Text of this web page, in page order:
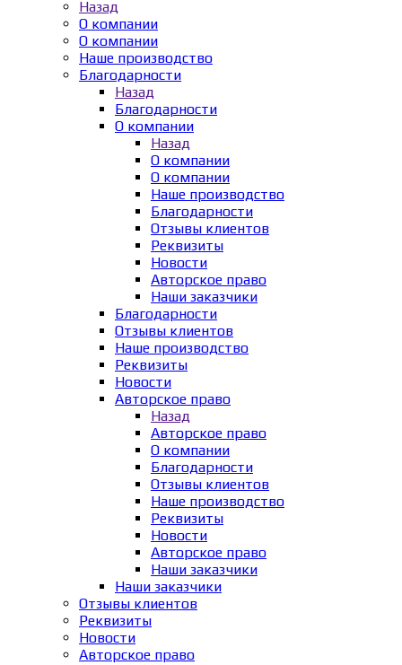
Назад
О компании
О компании
Наше производство
Благодарности
Назад
Благодарности
О компании
Назад
О компании
О компании
Наше производство
Благодарности
Отзывы клиентов
Реквизиты
Новости
Авторское право
Наши заказчики
Благодарности
Отзывы клиентов
Наше производство
Реквизиты
Новости
Авторское право
Назад
Авторское право
О компании
Благодарности
Отзывы клиентов
Наше производство
Реквизиты
Новости
Авторское право
Наши заказчики
Наши заказчики
Отзывы клиентов
Реквизиты
Новости
Авторское право